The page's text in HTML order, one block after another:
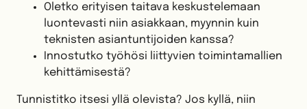
Oletko erityisen taitava keskustelemaan
luontevasti niin asiakkaan, myynnin kuin
teknisten asiantuntijoiden kanssa?
Innostutko työhösi liittyvien toimintamallien
kehittämisestä?
Tunnistitko itsesi yllä olevista? Jos kyllä, niin